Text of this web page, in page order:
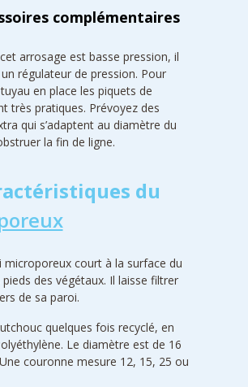
complémentaires
arrosage est basse pression, il
régulateur de pression. Pour
en place les piquets de
très pratiques. Prévoyez des
qui s’adaptent au diamètre du
la fin de ligne.
du
microporeux court à la surface du
des végétaux. Il laisse filtrer
de sa paroi.
quelques fois recyclé, en
Le diamètre est de 16
couronne mesure 12, 15, 25 ou